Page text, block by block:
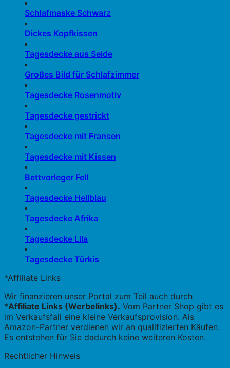
Schlafmaske Schwarz
Dickes Kopfkissen
Tagesdecke aus Seide
Großes Bild für Schlafzimmer
Tagesdecke Rosenmotiv
Tagesdecke gestrickt
Tagesdecke mit Fransen
Tagesdecke mit Kissen
Bettvorleger Fell
Tagesdecke Hellblau
Tagesdecke Afrika
Tagesdecke Lila
Tagesdecke Türkis
*Affiliate Links
Wir finanzieren unser Portal zum Teil auch durch
*Affiliate Links (Werbelinks). Vom Partner Shop gibt es
im Verkaufsfall eine kleine Verkaufsprovision. Als
Amazon-Partner verdienen wir an qualifizierten Käufen.
Es entstehen für Sie dadurch keine weiteren Kosten.
Rechtlicher Hinweis